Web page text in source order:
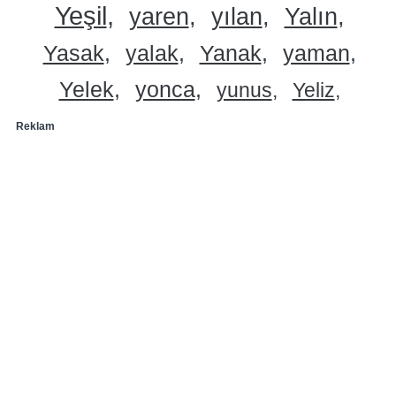
Yeşil
yaren yılan Yalın
Yasak yalak Yanak
yaman
Yelek
yonca yunus Yeliz
Reklam